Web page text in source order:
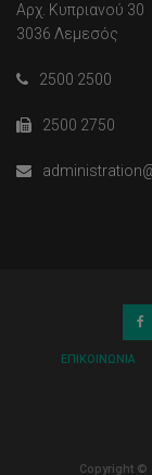
Αρχ. Κυπριανού 30
3036 Λεμεσός
2500 2500
2500 2750
ΕΠΙΚΟΙΝΩΝΊΑ
Copyright ©